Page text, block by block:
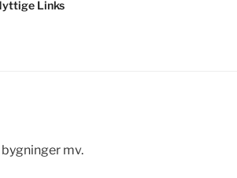
Links
mv.